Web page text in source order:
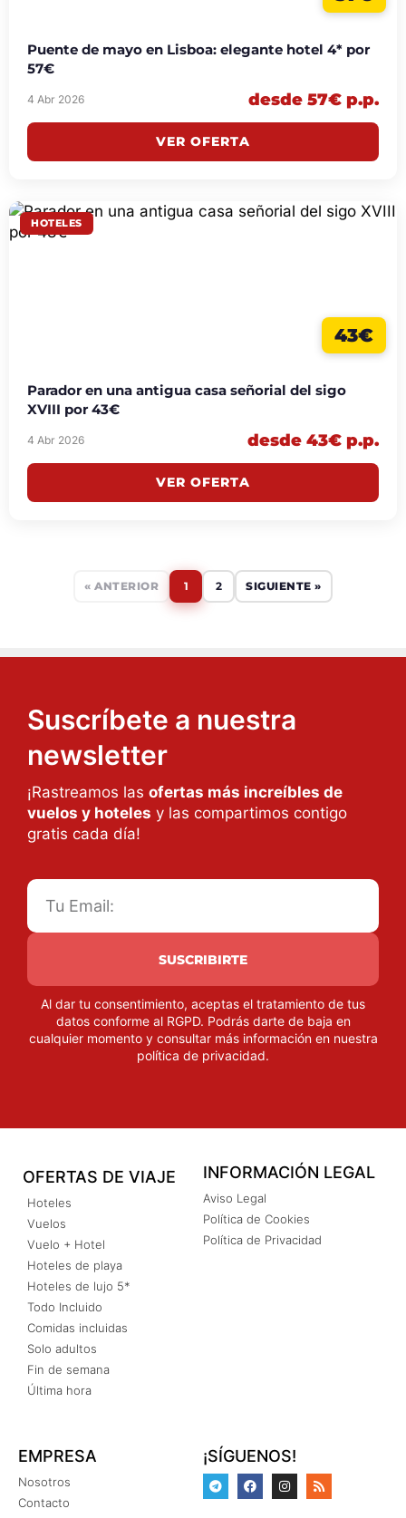
Puente de mayo en Lisboa: elegante hotel 4* por
57€
4 Abr 2026 desde 57€ p.p.
VER OFERTA
HOTELES
43€
Parador en una antigua casa señorial del sigo
XVIII por 43€
4 Abr 2026 desde 43€ p.p.
VER OFERTA
« ANTERIOR 1 2 SIGUIENTE »
Suscríbete a nuestra
newsletter
¡Rastreamos las ofertas más increíbles de
vuelos y hoteles y las compartimos contigo
gratis cada día!
SUSCRIBIRTE
Al dar tu consentimiento, aceptas el tratamiento de tus
datos conforme al RGPD. Podrás darte de baja en
cualquier momento y consultar más información en nuestra
política de privacidad.
OFERTAS DE VIAJE
Hoteles
Vuelos
Vuelo + Hotel
Hoteles de playa
Hoteles de lujo 5*
Todo Incluido
Comidas incluidas
Solo adultos
Fin de semana
Última hora
INFORMACIÓN LEGAL
Aviso Legal
Política de Cookies
Política de Privacidad
EMPRESA
Nosotros
Contacto
¡SÍGUENOS!